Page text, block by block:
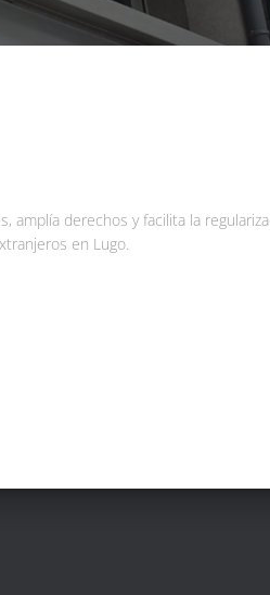
amplía derechos y facilita la
en Lugo.